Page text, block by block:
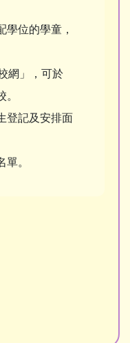
學位的學童，
網」，可於
。
登記及安排面
。